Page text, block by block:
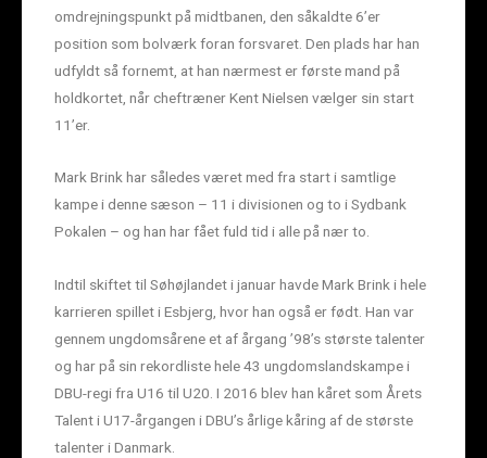
omdrejningspunkt på midtbanen, den såkaldte 6’er
position som bolværk foran forsvaret. Den plads har han
udfyldt så fornemt, at han nærmest er første mand på
holdkortet, når cheftræner Kent Nielsen vælger sin start
11’er.
Mark Brink har således været med fra start i samtlige
kampe i denne sæson – 11 i divisionen og to i Sydbank
Pokalen – og han har fået fuld tid i alle på nær to.
Indtil skiftet til Søhøjlandet i januar havde Mark Brink i hele
karrieren spillet i Esbjerg, hvor han også er født. Han var
gennem ungdomsårene et af årgang ’98’s største talenter
og har på sin rekordliste hele 43 ungdomslandskampe i
DBU-regi fra U16 til U20. I 2016 blev han kåret som Årets
Talent i U17-årgangen i DBU’s årlige kåring af de største
talenter i Danmark.